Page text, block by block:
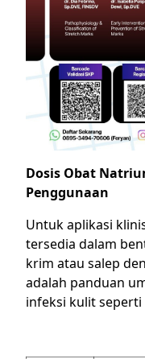
Dosis Obat
Penggunaan
Untuk aplikasi
tersedia dalam
krim atau salep
adalah panduan
infeksi kulit